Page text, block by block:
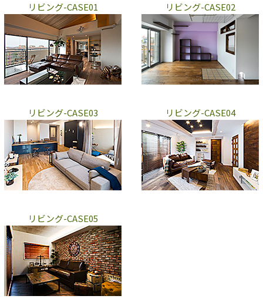
リビング-CASE01 リビング-CASE02
リビング-CASE03 リビング-CASE04
リビング-CASE05